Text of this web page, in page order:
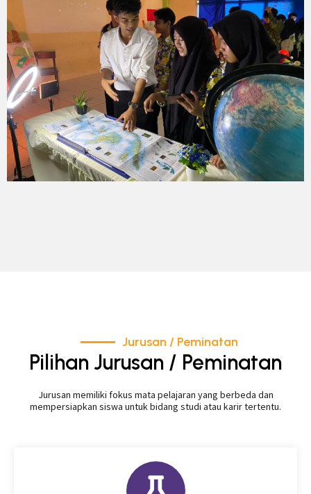
Jurusan / Peminatan
Pilihan Jurusan / Peminatan
Jurusan memiliki fokus mata pelajaran yang berbeda dan
mempersiapkan siswa untuk bidang studi atau karir tertentu.